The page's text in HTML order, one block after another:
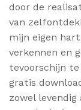
door de
van
mijn eigen
verkennen en
tevoorschijn
gratis
zowel